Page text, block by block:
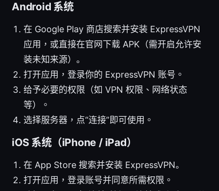
Android 系统
在 Google Play 商店搜索并安装 ExpressVPN
应用，或直接在官网下载 APK（需开启允许安
装未知来源）。
打开应用，登录你的 ExpressVPN 账号。
给予必要的权限（如 VPN 权限、网络状态
等）。
选择服务器，点“连接”即可使用。
iOS 系统（iPhone / iPad）
在 App Store 搜索并安装 ExpressVPN。
打开应用，登录账号并同意所需权限。